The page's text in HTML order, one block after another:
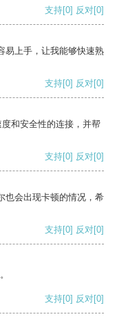
支持[0] 反对[0]
易上手，让我能够快速熟
支持[0] 反对[0]
和安全性的连接，并帮
支持[0] 反对[0]
也会出现卡顿的情况，希
支持[0] 反对[0]
支持[0] 反对[0]